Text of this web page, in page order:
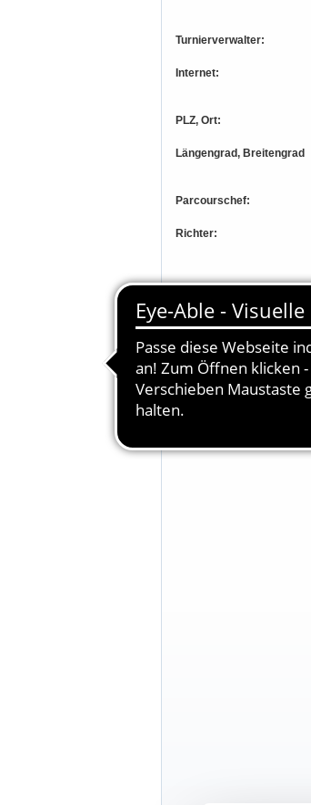
Turnierverwalter:
Internet:
PLZ, Ort:
Längengrad, Breitengrad
Parcourschef:
Richter:
Teilnahmeberechtigung:
Besondere Bestimmungen: